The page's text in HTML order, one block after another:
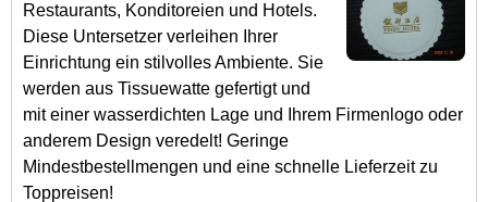
Restaurants, Konditoreien und Hotels.
Diese Untersetzer verleihen Ihrer
Einrichtung ein stilvolles Ambiente. Sie
werden aus Tissuewatte gefertigt und
mit einer wasserdichten Lage und Ihrem Firmenlogo oder
anderem Design veredelt! Geringe
Mindestbestellmengen und eine schnelle Lieferzeit zu
Toppreisen!